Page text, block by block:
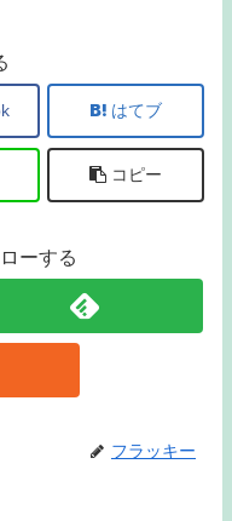
はてブ
コピー
ーする
フラッキー